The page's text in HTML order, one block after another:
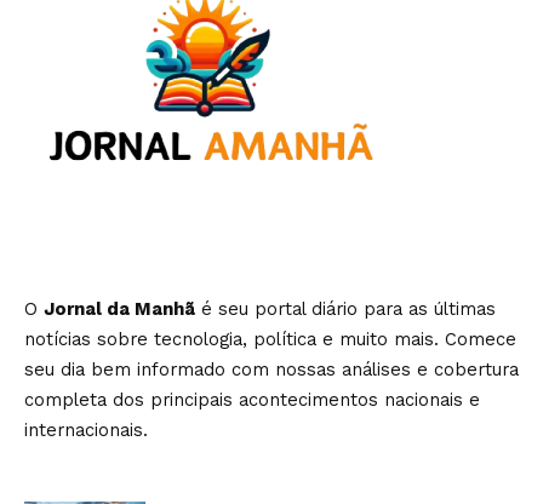
O Jornal da Manhã é seu portal diário para as últimas
notícias sobre tecnologia, política e muito mais. Comece
seu dia bem informado com nossas análises e cobertura
completa dos principais acontecimentos nacionais e
internacionais.